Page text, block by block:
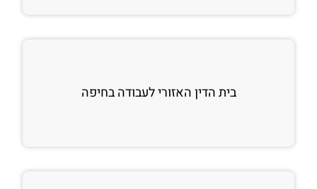
בית הדין האזורי לעבודה בחיפה